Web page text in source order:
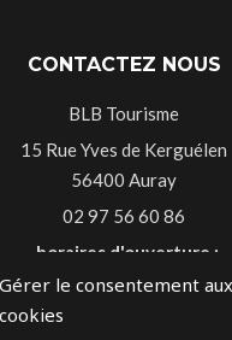
Gérer le consentement aux
cookies
CONTACTEZ NOUS
BLB Tourisme
15 Rue Yves de Kerguélen
56400 Auray
02 97 56 60 86
horaires d'ouverture :
au vendredi 9h30-13h00
Le samedi 9h30-13h00